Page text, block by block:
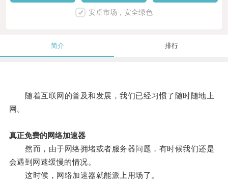
安卓市场，安全绿色
简介 排行
随着互联网的普及和发展，我们已经习惯了随时随地上
网。
真正免费的网络加速器
然而，由于网络拥堵或者服务器问题，有时候我们还是
会遇到网速缓慢的情况。
这时候，网络加速器就能派上用场了。